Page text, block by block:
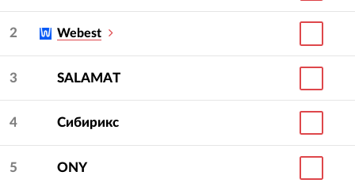
2 Webest
3 SALAMAT
4 Сибирикс
5 ONY